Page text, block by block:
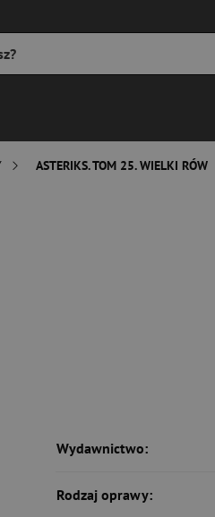
ASTERIKS. TOM 25. WIELKI RÓW
Wydawnictwo:
Rodzaj oprawy: